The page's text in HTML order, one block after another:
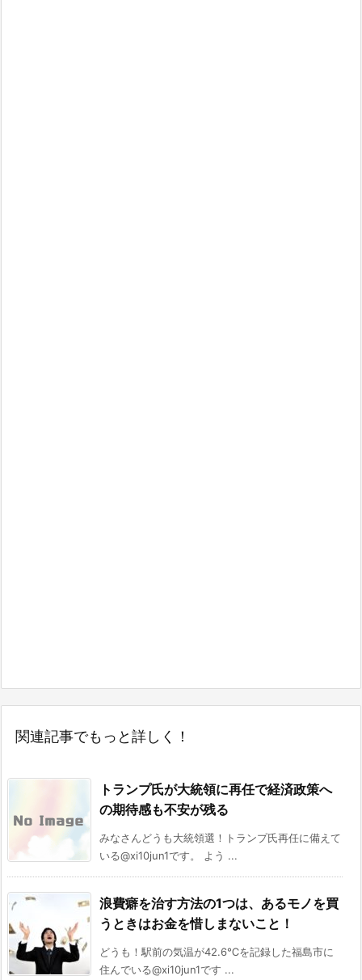
関連記事でもっと詳しく！
トランプ氏が大統領に再任で経済政策へ
の期待感も不安が残る
みなさんどうも大統領選！トランプ氏再任に備えて
いる@xi10jun1です。 よう ...
浪費癖を治す方法の1つは、あるモノを買
うときはお金を惜しまないこと！
どうも！駅前の気温が42.6℃を記録した福島市に
住んでいる@xi10jun1です ...